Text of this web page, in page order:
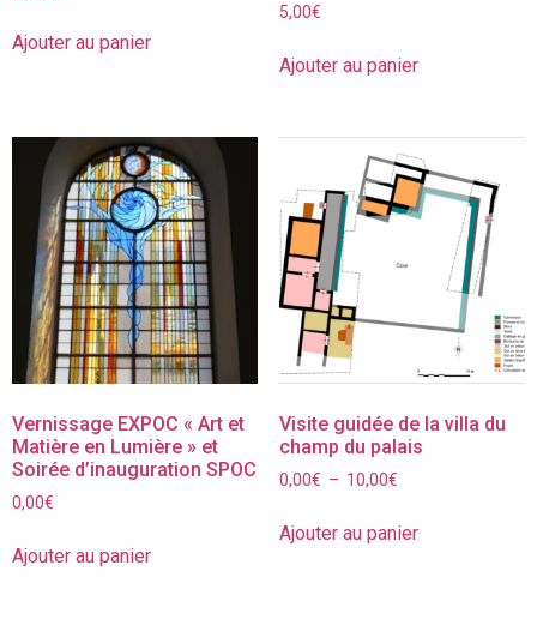
Ajouter au panier
5,00€
Ajouter au panier
Vernissage EXPOC « Art et
Matière en Lumière » et
Soirée d’inauguration SPOC
0,00€
Ajouter au panier
Visite guidée de la villa du
champ du palais
0,00€ – 10,00€
Ajouter au panier